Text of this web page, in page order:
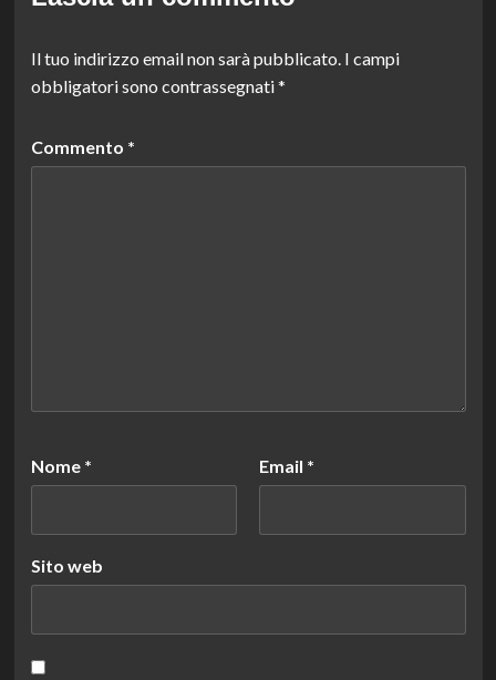
Il tuo indirizzo email non sarà pubblicato. I campi
obbligatori sono contrassegnati*
Commento *
Nome * Email *
Sito web